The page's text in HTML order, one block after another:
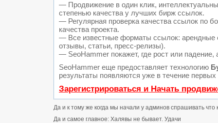
— Продвижение в один клик,
степенью качества у лучших бирж ссылок.
— Регулярная проверка качества ссылок по
качества проекта.
— Все известные форматы ссылок: арендные
отзывы, статьи, пресс-релизы).
— SeoHammer покажет, где рост или
SeoHammer еще предоставляет технологию
результаты появляются уже в течение первых
Зарегистрироваться и Начать
Да и к тому же когда мы начали у админов спрашивать что
Да и самое главное: Халявы не бывает. Удачи